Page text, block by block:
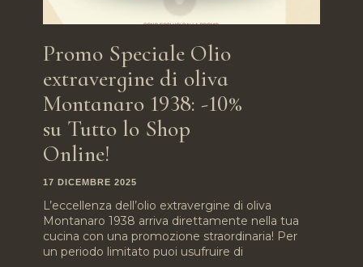
Promo Speciale Olio
extravergine di oliva
Montanaro 1938: -10%
su Tutto lo Shop
Online!
17 DICEMBRE 2025
L’eccellenza dell’olio extravergine di oliva
Montanaro 1938 arriva direttamente nella tua
cucina con una promozione straordinaria! Per
un periodo limitato puoi usufruire di